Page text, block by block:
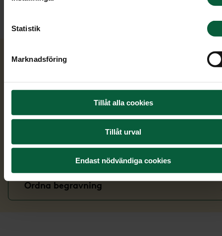
Statistik
Marknadsföring
Tillåt alla cookies
Tillåt urval
Endast nödvändiga cookies
Dödsannons
Ordna begravning